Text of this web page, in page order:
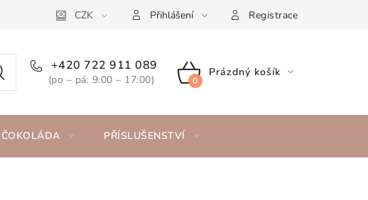
CZK Přihlášení Registrace
+420 722 911 089
(po – pá: 9:00 – 17:00)
NÁKUPNÍ
Prázdný košík
PŘÍSLUŠENSTVÍ